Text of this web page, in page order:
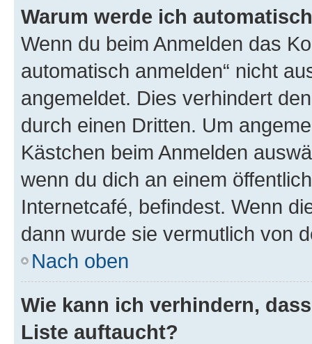
Warum werde ich
Wenn du beim Anmelden das
automatisch anmelden“ nicht
angemeldet. Dies verhindert
durch einen Dritten. Um
Kästchen beim Anmelden
wenn du dich an einem
Internetcafé, befindest. Wenn
dann wurde sie vermutlich von
Nach oben
Wie kann ich verhindern,
Liste auftaucht?